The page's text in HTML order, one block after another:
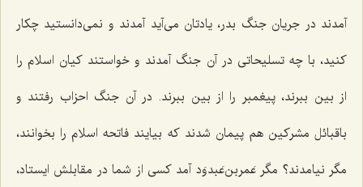
آمدند در جریان جنگ بدر، یادتان می‌آید آمدند و نمی‌دانستید چكار
كنید، با چه تسلیحاتی در آن جنگ آمدند و خواستند كیان اسلام را
از بین ببرند، پیغمبر را از بین ببرند. در آن جنگ احزاب رفتند و
باقبائل مشركین هم پیمان شدند كه بیایند فاتحه اسلام را بخوانند،
مگر نیامدند؟ مگر عَمربن‌عَبدوَد آمد كسی از شما در مقابلش ایستاد،